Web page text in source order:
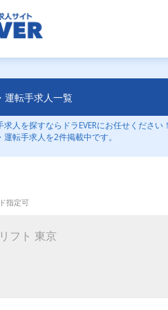
運転手求人一覧
人を探すならドラEVERにお任せください！
転手求人を2件掲載中です。
指定可